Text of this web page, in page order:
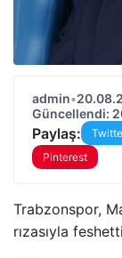
admin•
Güncellendi:
Paylaş:
Pinterest
Trabzonspor,
rızasıyla